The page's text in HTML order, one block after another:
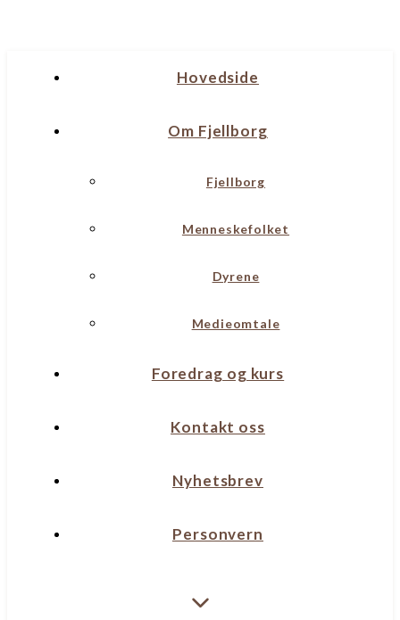
Hovedside
Om Fjellborg
Fjellborg
Menneskefolket
Dyrene
Medieomtale
Foredrag og kurs
Kontakt oss
Nyhetsbrev
Personvern